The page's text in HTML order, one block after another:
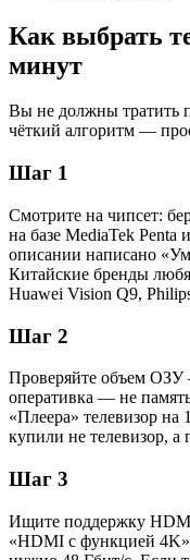
Как выбрать
минут
Вы не должны тратить
чёткий алгоритм —
Шаг 1
Смотрите на чипсет:
на базе MediaTek Penta
описании написано
Китайские бренды
Huawei Vision Q9,
Шаг 2
Проверяйте объем
оперативка — не
«Плеера» телевизор на
купили не телевизор, а
Шаг 3
Ищите поддержку
«HDMI с функцией